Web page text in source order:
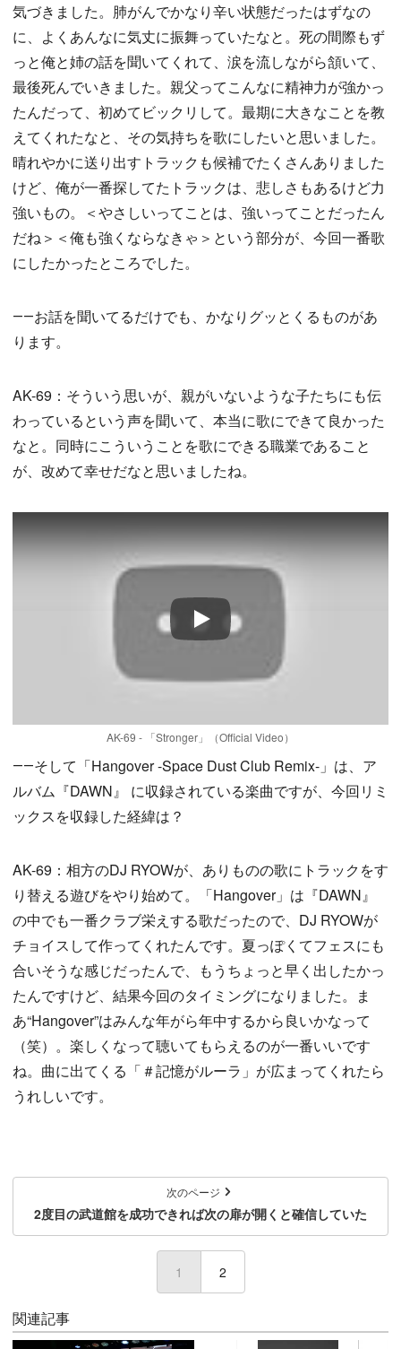
気づきました。肺がんでかなり辛い状態だったはずなの
に、よくあんなに気丈に振舞っていたなと。死の間際もず
っと俺と姉の話を聞いてくれて、涙を流しながら頷いて、
最後死んでいきました。親父ってこんなに精神力が強かっ
たんだって、初めてビックリして。最期に大きなことを教
えてくれたなと、その気持ちを歌にしたいと思いました。
晴れやかに送り出すトラックも候補でたくさんありました
けど、俺が一番探してたトラックは、悲しさもあるけど力
強いもの。＜やさしいってことは、強いってことだったん
だね＞＜俺も強くならなきゃ＞という部分が、今回一番歌
にしたかったところでした。
――お話を聞いてるだけでも、かなりグッとくるものがあ
ります。
AK-69：そういう思いが、親がいないような子たちにも伝
わっているという声を聞いて、本当に歌にできて良かった
なと。同時にこういうことを歌にできる職業であること
が、改めて幸せだなと思いましたね。
Play
AK-69 - 「Stronger」（Official Video）
――そして「Hangover -Space Dust Club Remix-」は、ア
ルバム『DAWN』 に収録されている楽曲ですが、今回リミ
ックスを収録した経緯は？
AK-69：相方のDJ RYOWが、ありものの歌にトラックをす
り替える遊びをやり始めて。「Hangover」は『DAWN』
の中でも一番クラブ栄えする歌だったので、DJ RYOWが
チョイスして作ってくれたんです。夏っぽくてフェスにも
合いそうな感じだったんで、もうちょっと早く出したかっ
たんですけど、結果今回のタイミングになりました。ま
あ“Hangover”はみんな年がら年中するから良いかなって
（笑）。楽しくなって聴いてもらえるのが一番いいです
ね。曲に出てくる「＃記憶がルーラ」が広まってくれたら
うれしいです。
次のページ
2度目の武道館を成功できれば次の扉が開くと確信していた
1 (current)
2
関連記事